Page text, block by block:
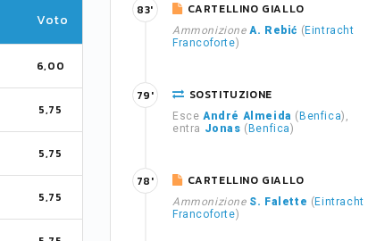
Voto
6,00
5,75
5,75
5,75
CARTELLINO GIALLO
Ammonizione A. Rebić ( Eintracht
Francoforte)
83'
SOSTITUZIONE
Esce André Almeida ( Benfica),
entra Jonas ( Benfica)
79'
CARTELLINO GIALLO
Ammonizione S. Falette ( Eintracht
Francoforte)
78'